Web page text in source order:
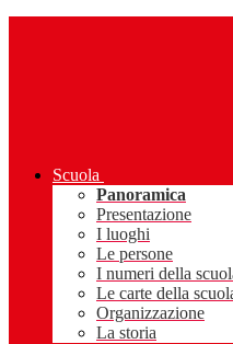
Scuola
Panoramica
Presentazione
I luoghi
Le persone
I numeri della
Le carte della
Organizzazione
La storia